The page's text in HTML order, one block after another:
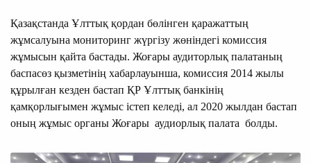
Қазақстанда Ұлттық қордан бөлінген қаражаттың
жұмсалуына мониторинг жүргізу жөніндегі комиссия
жұмысын қайта бастады. Жоғары аудиторлық палатаның
баспасөз қызметінің хабарлауынша, комиссия 2014 жылы
құрылған кезден бастап ҚР Ұлттық банкінің
қамқорлығымен жұмыс істеп келеді, ал 2020 жылдан бастап
оның жұмыс органы Жоғары аудиорлық палата болды.